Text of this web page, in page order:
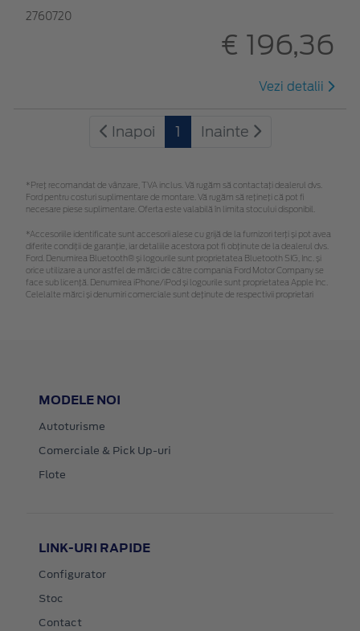
2760720
€ 196,36
Vezi detalii
Inapoi 1 Inainte
*Preţ recomandat de vânzare, TVA inclus. Vă rugăm să contactaţi dealerul dvs.
Ford pentru costuri suplimentare de montare. Vă rugăm să rețineți că pot fi
necesare piese suplimentare. Oferta este valabilă în limita stocului disponibil.
*Accesoriile identificate sunt accesorii alese cu grijă de la furnizori terți și pot avea
diferite condiții de garanție, iar detaliile acestora pot fi obținute de la dealerul dvs.
Ford. Denumirea Bluetooth® și logourile sunt proprietatea Bluetooth SIG, Inc. și
orice utilizare a unor astfel de mărci de către compania Ford Motor Company se
face sub licență. Denumirea iPhone/iPod și logourile sunt proprietatea Apple Inc.
Celelalte mărci și denumiri comerciale sunt deținute de respectivii proprietari
MODELE NOI
Autoturisme
Comerciale & Pick Up-uri
Flote
LINK-URI RAPIDE
Configurator
Stoc
Contact